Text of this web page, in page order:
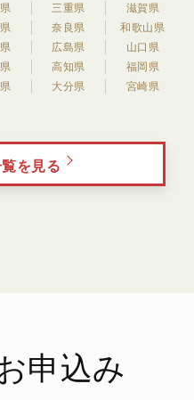
三重県
滋賀県
奈良県
和歌山県
広島県
山口県
高知県
福岡県
大分県
宮崎県
を見る
申込み